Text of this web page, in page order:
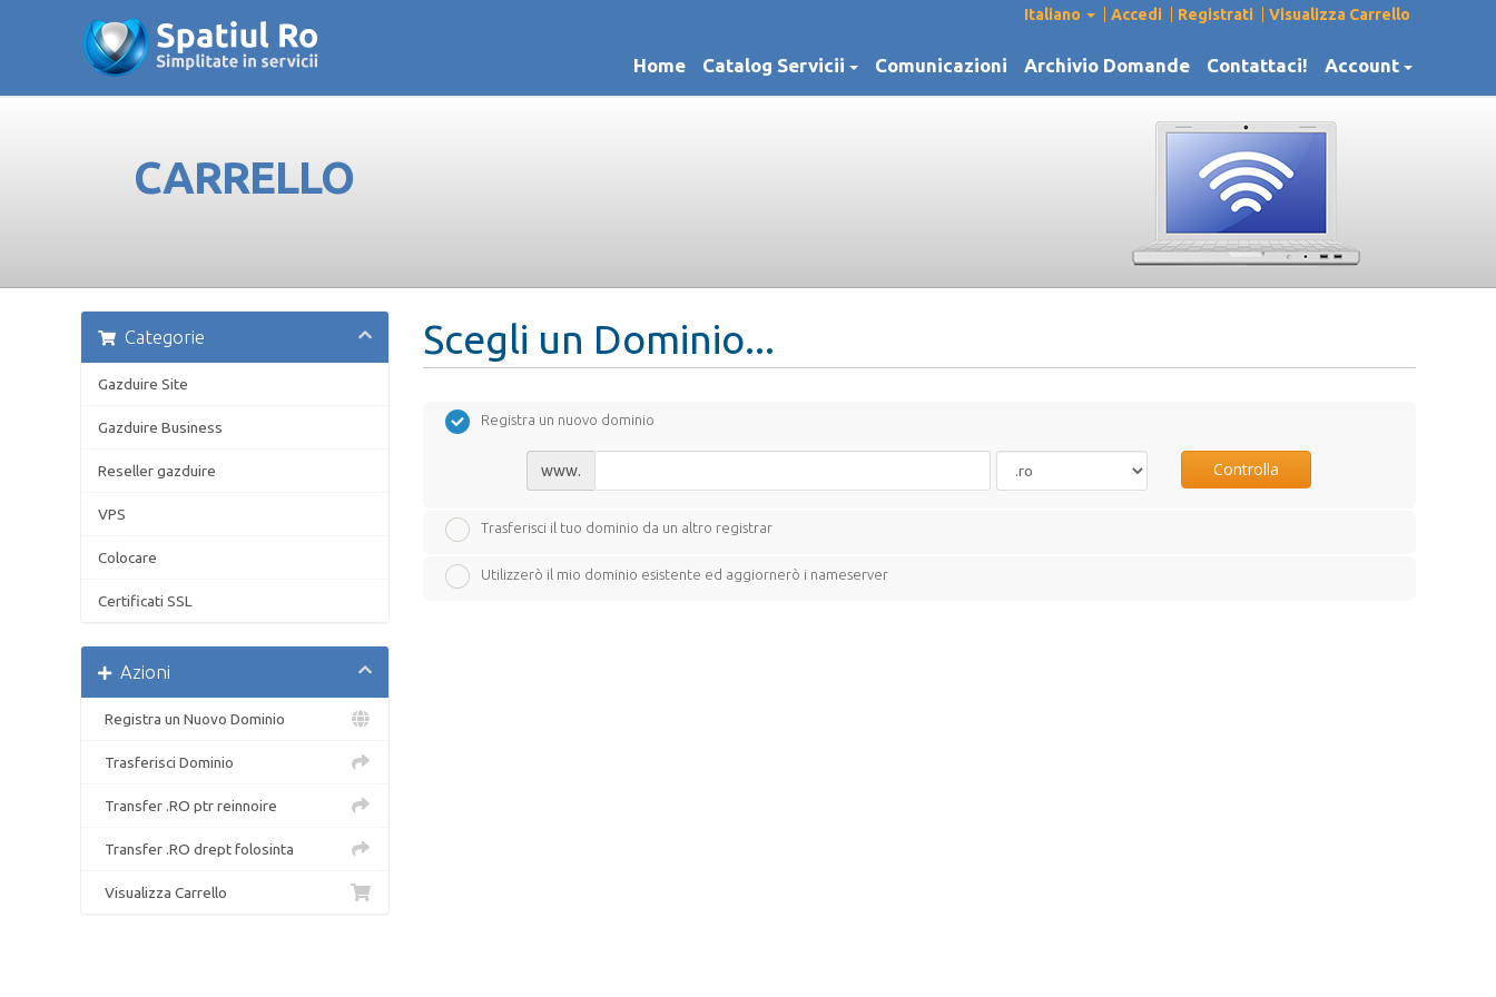
Italiano Accedi Registrati Visualizza Carrello
Home Catalog Servicii Comunicazioni Archivio Domande Contattaci! Account
CARRELLO
Scegli un Dominio...
Categorie
Gazduire Site
Gazduire Business
Reseller gazduire
VPS
Colocare
Certificati SSL
Azioni
Registra un Nuovo Dominio
Trasferisci Dominio
Transfer .RO ptr reinnoire
Transfer .RO drept folosinta
Visualizza Carrello
Registra un nuovo dominio
www. Controlla
Trasferisci il tuo dominio da un altro registrar
Utilizzerò il mio dominio esistente ed aggiornerò i nameserver